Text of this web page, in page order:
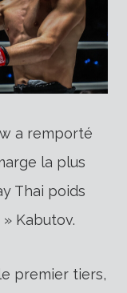
a remporté
la plus
Thai poids
Kabutov.
premier tiers,